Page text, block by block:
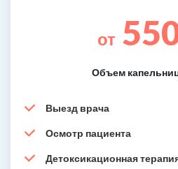
от
Объем
Выезд врача
Осмотр пациента
Детоксикационная